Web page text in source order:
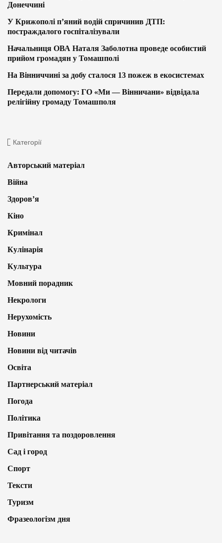
Донеччині
У Крижополі п’яний водій спричинив ДТП:
постраждалого госпіталізували
Начальниця ОВА Наталя Заболотна проведе особистий
прийом громадян у Томашполі
На Вінниччині за добу сталося 13 пожеж в екосистемах
Передали допомогу: ГО «Ми — Вінничани» відвідала
релігійну громаду Томашполя
Категорії
Авторський матеріал
Війна
Здоров’я
Кіно
Кримінал
Кулінарія
Культура
Мовний порадник
Некрологи
Нерухомість
Новини
Новини від читачів
Освіта
Партнерський матеріал
Погода
Політика
Привітання та поздоровлення
Сад і город
Спорт
Тексти
Туризм
Фразеологізм дня